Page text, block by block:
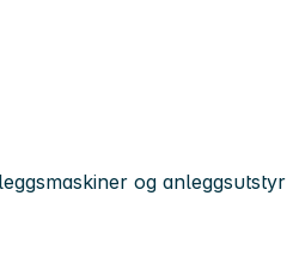
og anleggsutstyr